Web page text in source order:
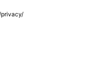
privacy/